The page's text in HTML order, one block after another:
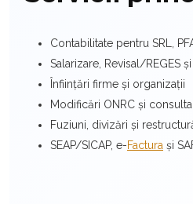
Contabilitate pentru SRL,
Salarizare, Revisal/REGES
Înființări firme și organizații
Modificări ONRC și
Fuziuni, divizări și
SEAP/SICAP, e-Factura și